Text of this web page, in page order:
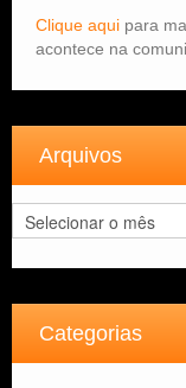
Clique aqui para
acontece na
Arquivos
Arquivos
Categorias